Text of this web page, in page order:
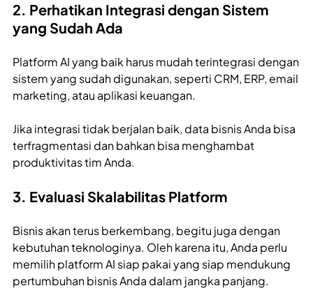
2. Perhatikan Integrasi dengan Sistem
yang Sudah Ada
Platform AI yang baik harus mudah terintegrasi dengan
sistem yang sudah digunakan, seperti CRM, ERP, email
marketing, atau aplikasi keuangan.
Jika integrasi tidak berjalan baik, data bisnis Anda bisa
terfragmentasi dan bahkan bisa menghambat
produktivitas tim Anda.
3. Evaluasi Skalabilitas Platform
Bisnis akan terus berkembang, begitu juga dengan
kebutuhan teknologinya. Oleh karena itu, Anda perlu
memilih platform AI siap pakai yang siap mendukung
pertumbuhan bisnis Anda dalam jangka panjang.